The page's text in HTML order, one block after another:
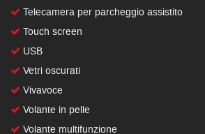
Telecamera per parcheggio assistito
Touch screen
USB
Vetri oscurati
Vivavoce
Volante in pelle
Volante multifunzione